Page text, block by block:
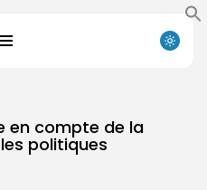
en compte de la
politiques